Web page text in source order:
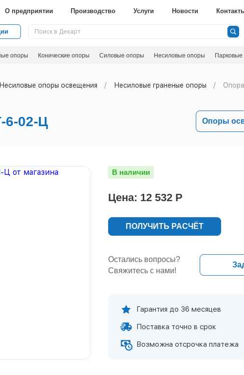
О предприятии Производство Услуги Новости
опоры Конические опоры Силовые опоры Несиловые опоры
Несиловые опоры освещения Несиловые граненые опоры
02-Ц Опоры
В наличии
Цена: 12 532 Р
ПОЛУЧИТЬ РАСЧЁТ
Остались вопросы?
Свяжитесь с нами!
Гарантия до 36 месяцев
Поставка точно в срок
Возможна отсрочка платежа